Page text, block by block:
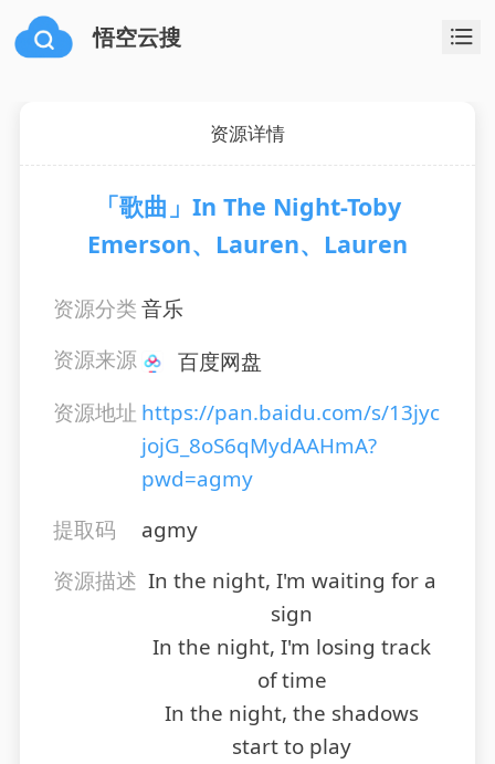
悟空云搜
资源详情
「歌曲」In The Night-Toby
Emerson、Lauren、Lauren
资源分类音乐
资源来源
百度网盘
资源地址 https://pan.baidu.com/s/13jyc
jojG_8oS6qMydAAHmA?
pwd=agmy
提取码
agmy
资源描述 In the night, I'm waiting for a
sign
In the night, I'm losing track
of time
In the night, the shadows
start to play